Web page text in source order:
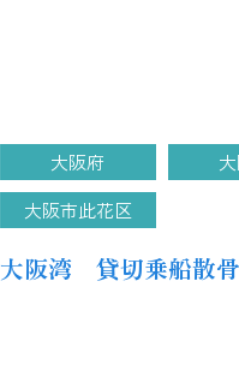
大阪府
大阪市此花区
大阪湾 貸切乗船散骨